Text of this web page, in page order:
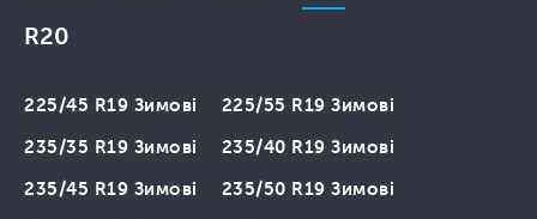
R20
225/45 R19 Зимові
225/55 R19 Зимові
235/35 R19 Зимові
235/40 R19 Зимові
235/45 R19 Зимові
235/50 R19 Зимові